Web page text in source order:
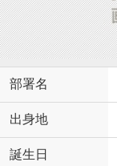
部署名
出身地
誕生日